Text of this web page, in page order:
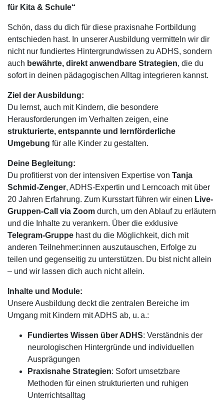
für Kita & Schule“
Schön, dass du dich für diese praxisnahe Fortbildung
entschieden hast. In unserer Ausbildung vermitteln wir dir
nicht nur fundiertes Hintergrundwissen zu ADHS, sondern
auch bewährte, direkt anwendbare Strategien, die du
sofort in deinen pädagogischen Alltag integrieren kannst.
Ziel der Ausbildung:
Du lernst, auch mit Kindern, die besondere
Herausforderungen im Verhalten zeigen, eine
strukturierte, entspannte und lernförderliche
Umgebung für alle Kinder zu gestalten.
Deine Begleitung:
Du profitierst von der intensiven Expertise von Tanja
Schmid-Zenger, ADHS-Expertin und Lerncoach mit über
20 Jahren Erfahrung. Zum Kursstart führen wir einen Live-
Gruppen-Call via Zoom durch, um den Ablauf zu erläutern
und die Inhalte zu verankern. Über die exklusive
Telegram-Gruppe hast du die Möglichkeit, dich mit
anderen Teilnehmer:innen auszutauschen, Erfolge zu
teilen und gegenseitig zu unterstützen. Du bist nicht allein
– und wir lassen dich auch nicht allein.
Inhalte und Module:
Unsere Ausbildung deckt die zentralen Bereiche im
Umgang mit Kindern mit ADHS ab, u. a.:
Fundiertes Wissen über ADHS: Verständnis der
neurologischen Hintergründe und individuellen
Ausprägungen
Praxisnahe Strategien: Sofort umsetzbare
Methoden für einen strukturierten und ruhigen
Unterrichtsalltag